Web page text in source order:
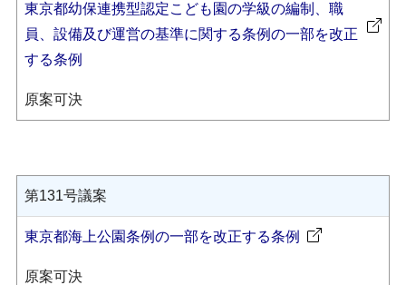
東京都幼保連携型認定こども園の学級の編制、職
員、設備及び運営の基準に関する条例の一部を改正
する条例
原案可決
第131号議案
東京都海上公園条例の一部を改正する条例
原案可決